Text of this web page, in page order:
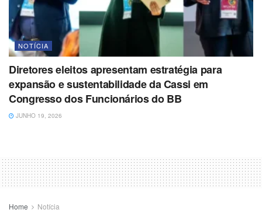
NOTÍCIA
Diretores eleitos apresentam estratégia para
expansão e sustentabilidade da Cassi em
Congresso dos Funcionários do BB
JUNHO 19, 2026
Home Notícia